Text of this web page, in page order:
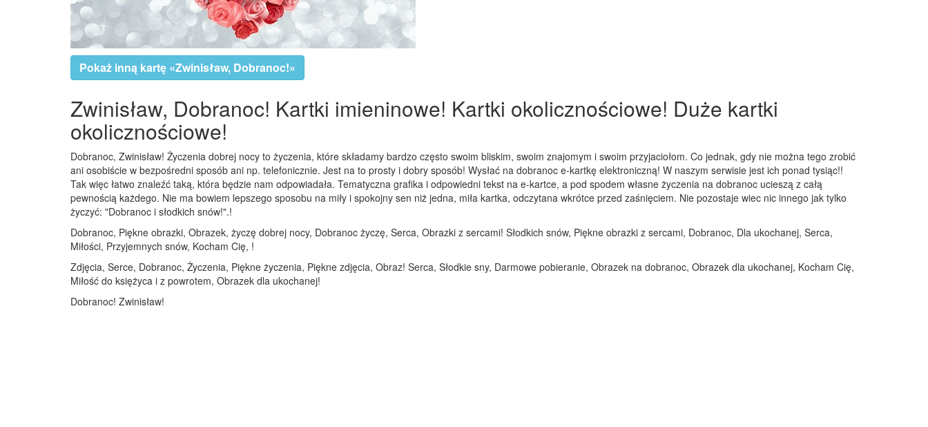
Pokaż inną kartę «Zwinisław, Dobranoc!»
Zwinisław, Dobranoc! Kartki imieninowe! Kartki okolicznościowe! Duże kartki
okolicznościowe!
Dobranoc, Zwinisław! Życzenia dobrej nocy to życzenia, które składamy bardzo często swoim bliskim, swoim znajomym i swoim przyjaciołom. Co jednak, gdy nie można tego zrobić
ani osobiście w bezpośredni sposób ani np. telefonicznie. Jest na to prosty i dobry sposób! Wysłać na dobranoc e-kartkę elektroniczną! W naszym serwisie jest ich ponad tysiąc!!
Tak więc łatwo znaleźć taką, która będzie nam odpowiadała. Tematyczna grafika i odpowiedni tekst na e-kartce, a pod spodem własne życzenia na dobranoc ucieszą z całą
pewnością każdego. Nie ma bowiem lepszego sposobu na miły i spokojny sen niż jedna, miła kartka, odczytana wkrótce przed zaśnięciem. Nie pozostaje wiec nic innego jak tylko
życzyć: "Dobranoc i słodkich snów!".!
Dobranoc, Piękne obrazki, Obrazek, życzę dobrej nocy, Dobranoc życzę, Serca, Obrazki z sercami! Słodkich snów, Piękne obrazki z sercami, Dobranoc, Dla ukochanej, Serca,
Miłości, Przyjemnych snów, Kocham Cię, !
Zdjęcia, Serce, Dobranoc, Życzenia, Piękne życzenia, Piękne zdjęcia, Obraz! Serca, Słodkie sny, Darmowe pobieranie, Obrazek na dobranoc, Obrazek dla ukochanej, Kocham Cię,
Miłość do księżyca i z powrotem, Obrazek dla ukochanej!
Dobranoc! Zwinisław!